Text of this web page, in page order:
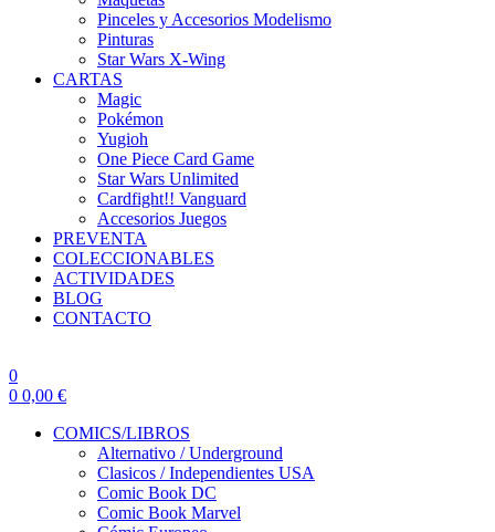
Pinceles y Accesorios Modelismo
Pinturas
Star Wars X-Wing
CARTAS
Magic
Pokémon
Yugioh
One Piece Card Game
Star Wars Unlimited
Cardfight!! Vanguard
Accesorios Juegos
PREVENTA
COLECCIONABLES
ACTIVIDADES
BLOG
CONTACTO
0
0 0,00 €
COMICS/LIBROS
Alternativo / Underground
Clasicos / Independientes USA
Comic Book DC
Comic Book Marvel